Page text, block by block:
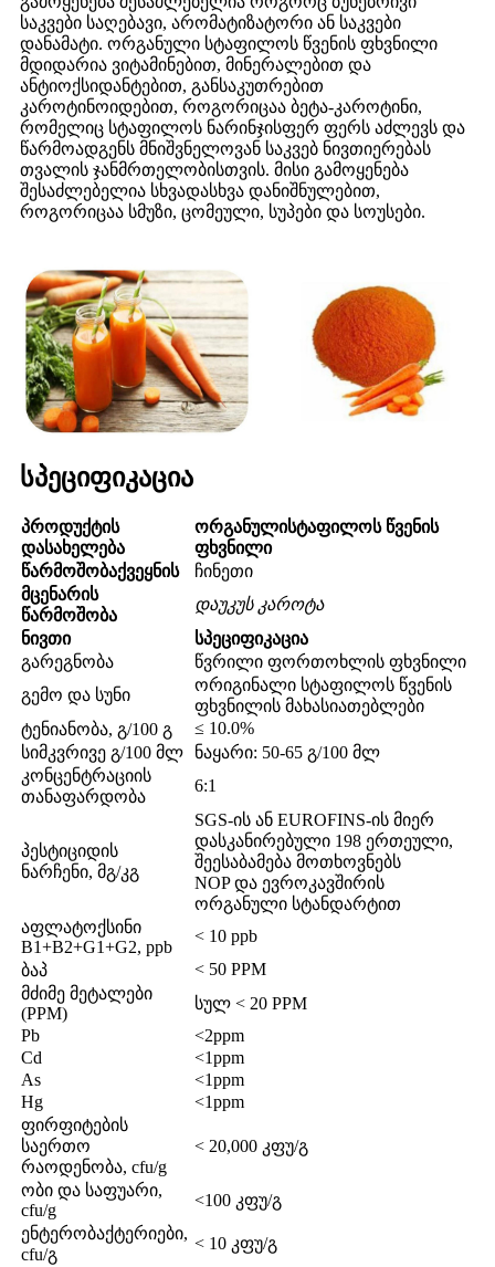
საკვები საღებავი, არომატიზატორი ან საკვები
დანამატი. ორგანული სტაფილოს წვენის ფხვნილი
მდიდარია ვიტამინებით, მინერალებით და
ანტიოქსიდანტებით, განსაკუთრებით
კაროტინოიდებით, როგორიცაა ბეტა-კაროტინი,
რომელიც სტაფილოს ნარინჯისფერ ფერს აძლევს და
წარმოადგენს მნიშვნელოვან საკვებ ნივთიერებას
თვალის ჯანმრთელობისთვის. მისი გამოყენება
შესაძლებელია სხვადასხვა დანიშნულებით,
როგორიცაა სმუზი, ცომეული, სუპები და სოუსები.
სპეციფიკაცია
პროდუქტის
დასახელება
ორგანულისტაფილოს წვენის
ფხვნილი
წარმოშობაქვეყნის
ჩინეთი
მცენარის
წარმოშობა
დაუკუს კაროტა
ნივთი
სპეციფიკაცია
გარეგნობა
წვრილი ფორთოხლის ფხვნილი
გემო და სუნი
ორიგინალი სტაფილოს წვენის
ფხვნილის მახასიათებლები
ტენიანობა, გ/100 გ
≤ 10.0%
სიმკვრივე გ/100 მლ
ნაყარი: 50-65 გ/100 მლ
კონცენტრაციის
თანაფარდობა
6:1
პესტიციდის
ნარჩენი, მგ/კგ
SGS-ის ან EUROFINS-ის მიერ
დასკანირებული 198 ერთეული,
შეესაბამება მოთხოვნებს
NOP და ევროკავშირის
ორგანული სტანდარტით
აფლატოქსინი
B1+B2+G1+G2, ppb
< 10 ppb
ბაპ
< 50 PPM
მძიმე მეტალები
(PPM)
სულ < 20 PPM
Pb
<2ppm
Cd
<1ppm
As
<1ppm
Hg
<1ppm
ფირფიტების
საერთო
რაოდენობა, cfu/g
< 20,000 კფუ/გ
ობი და საფუარი,
cfu/g
<100 კფუ/გ
ენტერობაქტერიები,
cfu/გ
< 10 კფუ/გ